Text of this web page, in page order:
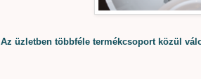
Az üzletben többféle termékcsoport közül